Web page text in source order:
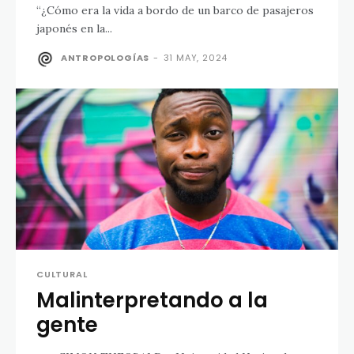
“¿Cómo era la vida a bordo de un barco de pasajeros
japonés en la...
ANTROPOLOGÍAS - 31 MAY, 2024
CULTURAL
Malinterpretando a la
gente